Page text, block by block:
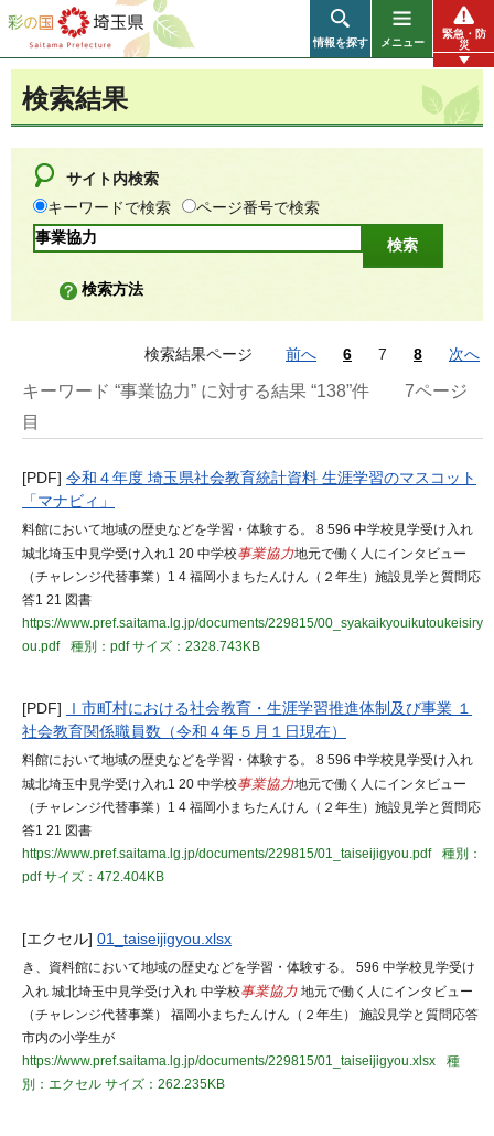
彩の国 埼玉県
情報を探す メニュー
緊急・防
災
検索結果
サイト内検索
キーワードで検索
ページ番号で検索
検索方法
検索結果ページ 前へ 6 7 8 次へ
キーワード “事業協力” に対する結果 “138”件
7ページ
目
[PDF] 令和４年度 埼玉県社会教育統計資料 生涯学習のマスコット
「マナビィ」
料館において地域の歴史などを学習・体験する。 8 596 中学校見学受け入れ
城北埼玉中見学受け入れ1 20 中学校事業協力地元で働く人にインタビュー
（チャレンジ代替事業）1 4 福岡小まちたんけん（２年生）施設見学と質問応
答1 21 図書
https://www.pref.saitama.lg.jp/documents/229815/00_syakaikyouikutoukeisiry
ou.pdf
種別：pdfサイズ：2328.743KB
[PDF]
Ⅰ市町村における社会教育・生涯学習推進体制及び事業 １
社会教育関係職員数（令和４年５月１日現在）
料館において地域の歴史などを学習・体験する。 8 596 中学校見学受け入れ
城北埼玉中見学受け入れ1 20 中学校事業協力地元で働く人にインタビュー
（チャレンジ代替事業）1 4 福岡小まちたんけん（２年生）施設見学と質問応
答1 21 図書
https://www.pref.saitama.lg.jp/documents/229815/01_taiseijigyou.pdf
種別：
pdfサイズ：472.404KB
[エクセル] 01_taiseijigyou.xlsx
き、資料館において地域の歴史などを学習・体験する。 596 中学校見学受け
入れ 城北埼玉中見学受け入れ 中学校事業協力 地元で働く人にインタビュー
（チャレンジ代替事業） 福岡小まちたんけん（２年生） 施設見学と質問応答
市内の小学生が
https://www.pref.saitama.lg.jp/documents/229815/01_taiseijigyou.xlsx
種
別：エクセル サイズ：262.235KB